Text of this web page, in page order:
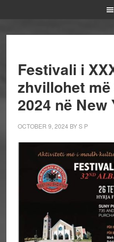
Festivali i
zhvillohet
2024 në New
OCTOBER 9, 2024 BYS P